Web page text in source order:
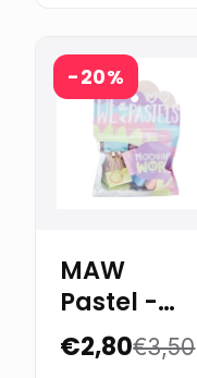
-20%
MAW
Pastel -
Clips para
carpeta 25
€2,80€3,50